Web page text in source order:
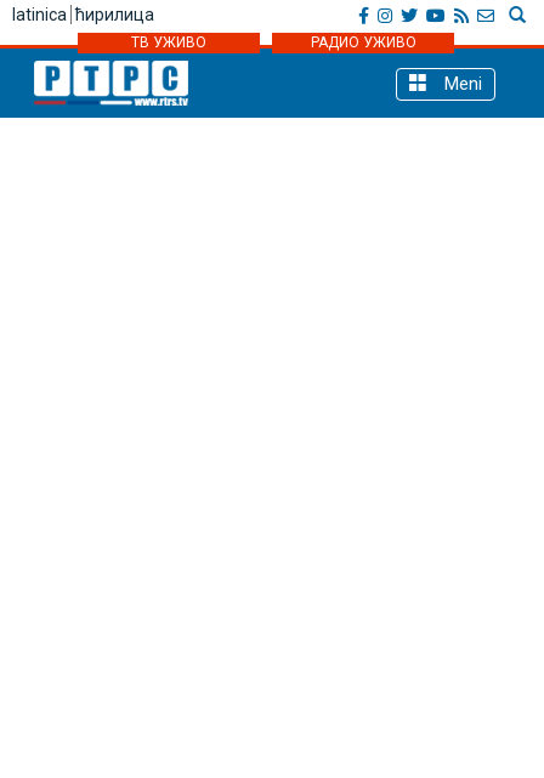
latinica ћирилица
ТВ УЖИВО РАДИО УЖИВО
Meni